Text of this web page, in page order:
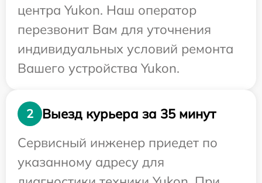
центра Yukon. Наш оператор
перезвонит Вам для уточнения
индивидуальных условий ремонта
Вашего устройства Yukon.
2
Выезд курьера за 35 минут
Сервисный инженер приедет по
указанному адресу для